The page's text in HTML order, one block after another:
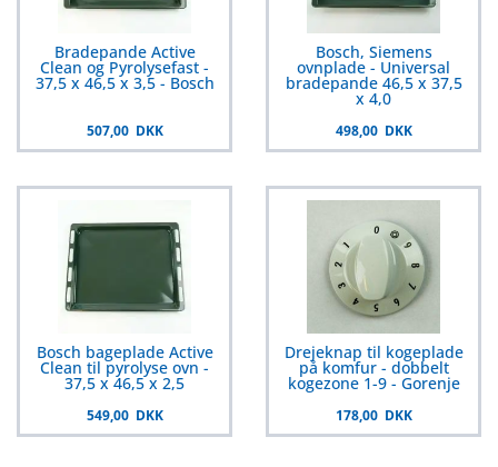
Bradepande Active
Clean og Pyrolysefast -
37,5 x 46,5 x 3,5 - Bosch
507,00 DKK
Bosch, Siemens
ovnplade - Universal
bradepande 46,5 x 37,5
x 4,0
498,00 DKK
Bosch bageplade Active
Clean til pyrolyse ovn -
37,5 x 46,5 x 2,5
549,00 DKK
Drejeknap til kogeplade
på komfur - dobbelt
kogezone 1-9 - Gorenje
178,00 DKK